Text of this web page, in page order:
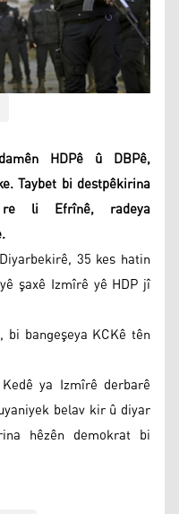
HDPê û DBPê,
Taybet bi destpêkirina
re li Efrînê, radeya
35 kes hatin
şaxê Izmîrê yê HDP jî
bangeşeya KCKê tên
ya Izmîrê derbarê
belav kir û diyar
hêzên demokrat bi